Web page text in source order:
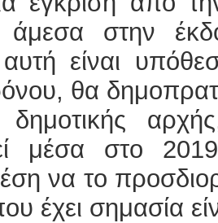
στην
είναι
θα
δημοτικής
μέσα στο
να το
έχει σημασία